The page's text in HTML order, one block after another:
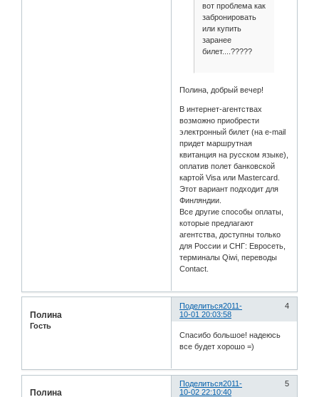
вот проблема как
забронировать
или купить
заранее
билет....?????
Полина, добрый вечер!
В интернет-агентствах
возможно приобрести
электронный билет (на e-mail
придет маршрутная
квитанция на русском языке),
оплатив полет банковской
картой Visa или Mastercard.
Этот вариант подходит для
Финляндии.
Все другие способы оплаты,
которые предлагают
агентства, доступны только
для России и СНГ: Евросеть,
терминалы Qiwi, переводы
Contact.
Поделиться 4
2011-
10-01 20:03:58
Полина
Гость
Спасибо большое! надеюсь
все будет хорошо =)
Поделиться 5
2011-
10-02 22:10:40
Полина